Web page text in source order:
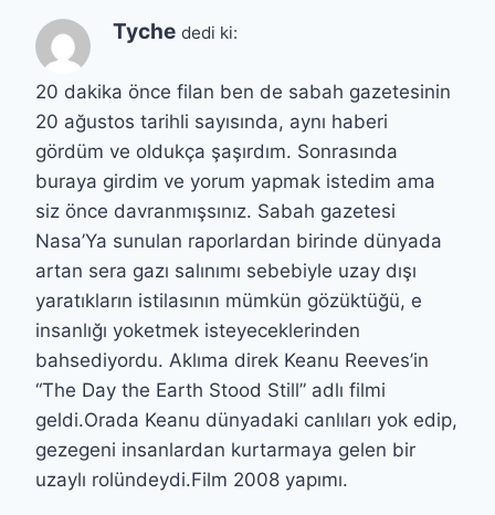
Tyche dedi ki:
20 dakika önce filan ben de sabah gazetesinin
20 ağustos tarihli sayısında, aynı haberi
gördüm ve oldukça şaşırdım. Sonrasında
buraya girdim ve yorum yapmak istedim ama
siz önce davranmışsınız. Sabah gazetesi
Nasa’Ya sunulan raporlardan birinde dünyada
artan sera gazı salınımı sebebiyle uzay dışı
yaratıkların istilasının mümkün gözüktüğü, e
insanlığı yoketmek isteyeceklerinden
bahsediyordu. Aklıma direk Keanu Reeves’in
“The Day the Earth Stood Still” adlı filmi
geldi.Orada Keanu dünyadaki canlıları yok edip,
gezegeni insanlardan kurtarmaya gelen bir
uzaylı rolündeydi.Film 2008 yapımı.